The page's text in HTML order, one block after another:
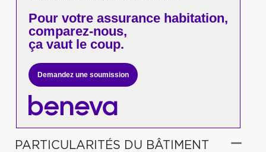
Pour votreassurance habitation,
comparez-nous,
ça vaut le coup.
Demandez une soumission
PARTICULARITÉS DU BÂTIMENT